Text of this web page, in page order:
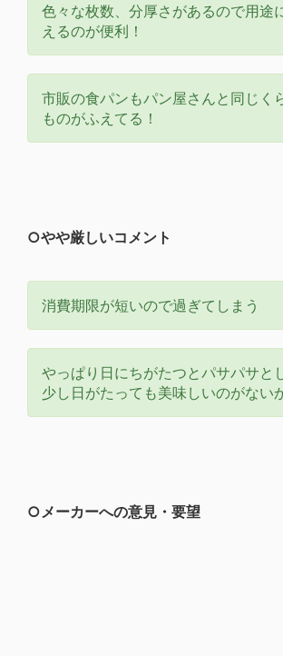
色々な枚数、分厚さがあるので用途
えるのが便利！
市販の食パンもパン屋さんと同じく
ものがふえてる！
○やや厳しいコメント
消費期限が短いので過ぎてしまう
やっぱり日にちがたつとパサパサと
少し日がたっても美味しいのがない
○メーカーへの意見・要望